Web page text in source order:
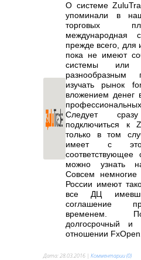
О системе
упоминали в
торговых
международная
прежде всего, для
пока не имеют
системы
разнообразным
изучать рынок
вложением денег
Следует
подключиться к
только в том
имеет с этой
можно узнать
Совсем
России имеют
все ДЦ
соглашение
временем.
долгосрочный
отношении FxOpen.
Дата:28.03.2016 | Комментарии (0)